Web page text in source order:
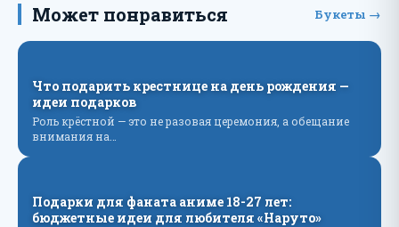
Может понравиться Букеты →
Что подарить крестнице на день рождения —
идеи подарков
Роль крёстной — это не разовая церемония, а обещание
внимания на…
Подарки для фаната аниме 18-27 лет:
бюджетные идеи для любителя «Наруто»